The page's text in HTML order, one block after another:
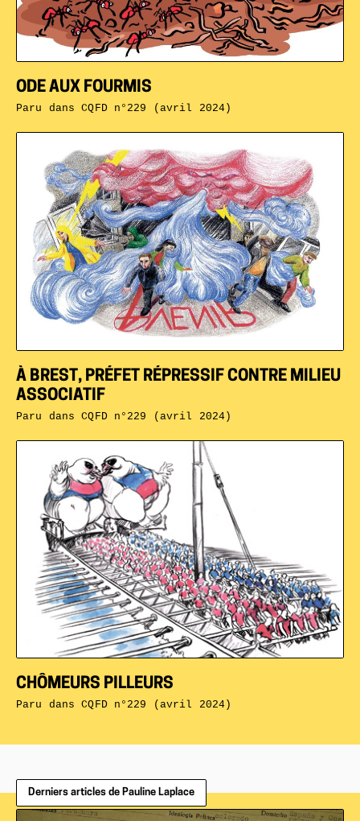
CHÔMEURS PILLEURS
Paru dansCQFD n°229 (avril 2024)
À BREST, PRÉFET RÉPRESSIF CONTRE MILIEU
ASSOCIATIF
Paru dansCQFD n°229 (avril 2024)
ODE AUX FOURMIS
Paru dansCQFD n°229 (avril 2024)
Derniers articles de Pauline Laplace